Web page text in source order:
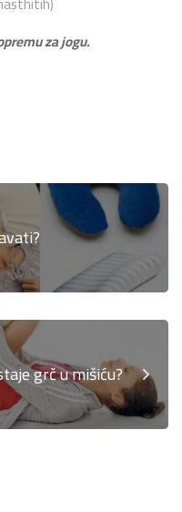
za jogu.
grč u mišiću?